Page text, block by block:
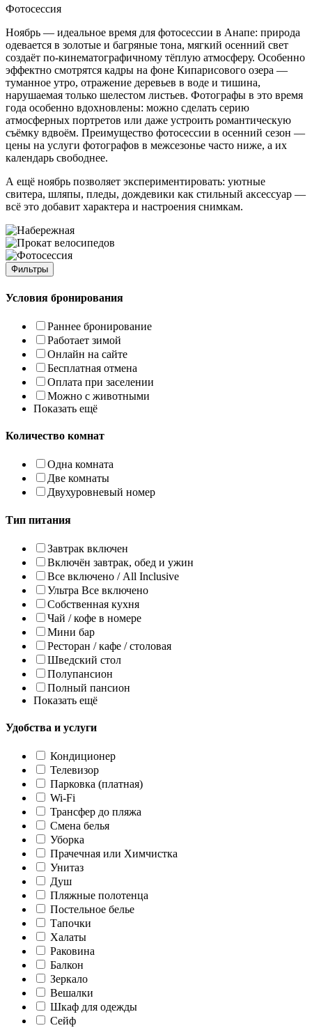
Фотосессия
Ноябрь — идеальное время для фотосессии в Анапе: природа
одевается в золотые и багряные тона, мягкий осенний свет
создаёт по-кинематографичному тёплую атмосферу. Особенно
эффектно смотрятся кадры на фоне Кипарисового озера —
туманное утро, отражение деревьев в воде и тишина,
нарушаемая только шелестом листьев. Фотографы в это время
года особенно вдохновлены: можно сделать серию
атмосферных портретов или даже устроить романтическую
съёмку вдвоём. Преимущество фотосессии в осенний сезон —
цены на услуги фотографов в межсезонье часто ниже, а их
календарь свободнее.
А ещё ноябрь позволяет экспериментировать: уютные
свитера, шляпы, пледы, дождевики как стильный аксессуар —
всё это добавит характера и настроения снимкам.
Фильтры
Условия бронирования
Раннее бронирование
Работает зимой
Онлайн на сайте
Бесплатная отменa
Оплата при заселении
Можно с животными
Показать ещё
Количество комнат
Одна комната
Две комнаты
Двухуровневый номер
Тип питания
Завтрак включен
Включён завтрак, обед и ужин
Все включено / All Inclusive
Ультра Все включено
Собственная кухня
Чай / кофе в номере
Мини бар
Ресторан / кафе / столовая
Шведский стол
Полупансион
Полный пансион
Показать ещё
Удобства и услуги
Кондиционер
Телевизор
Парковка (платная)
Wi-Fi
Трансфер до пляжа
Смена белья
Уборка
Прачечная или Химчистка
Унитаз
Душ
Пляжные полотенца
Постельное белье
Тапочки
Халаты
Раковина
Балкон
Зеркало
Вешалки
Шкаф для одежды
Сейф